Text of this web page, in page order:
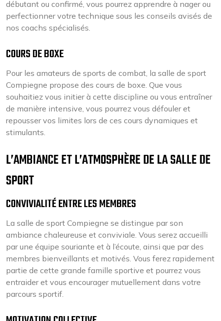
débutant ou confirmé, vous pourrez apprendre à nager ou
perfectionner votre technique sous les conseils avisés de
nos coachs spécialisés.
COURS DE BOXE
Pour les amateurs de sports de combat, la salle de sport
Compiegne propose des cours de boxe. Que vous
souhaitiez vous initier à cette discipline ou vous entraîner
de manière intensive, vous pourrez vous défouler et
repousser vos limites lors de ces cours dynamiques et
stimulants.
L’AMBIANCE ET L’ATMOSPHÈRE DE LA SALLE DE
SPORT
CONVIVIALITÉ ENTRE LES MEMBRES
La salle de sport Compiegne se distingue par son
ambiance chaleureuse et conviviale. Vous serez accueilli
par une équipe souriante et à l’écoute, ainsi que par des
membres bienveillants et motivés. Vous ferez rapidement
partie de cette grande famille sportive et pourrez vous
entraider et vous encourager mutuellement dans votre
parcours sportif.